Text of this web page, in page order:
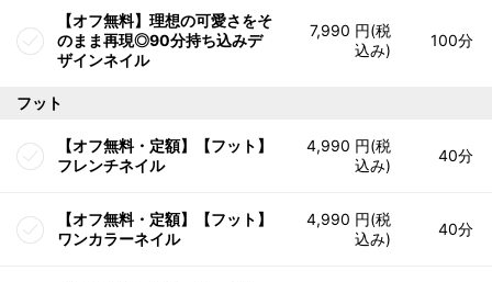
【オフ無料】理想の可愛さをそ
のまま再現◎90分持ち込みデ
ザインネイル
7,990 円(税
込み)
100分
フット
【オフ無料・定額】【フット】
フレンチネイル
4,990 円(税
込み)
40分
【オフ無料・定額】【フット】
ワンカラーネイル
4,990 円(税
込み)
40分